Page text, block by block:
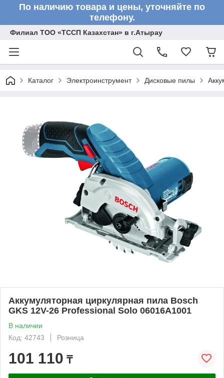
По наличию товара и цены, уточняйте по
телефону.
Филиал ТОО «ТССП Казахстан» в г.Атырау
Каталог Электроинструмент Дисковые пилы
Аккумуляторная циркулярная пила Bosch
GKS 12V-26 Professional Solo 06016A1001
В наличии
Код: 42743
Розница
101 110 ₸